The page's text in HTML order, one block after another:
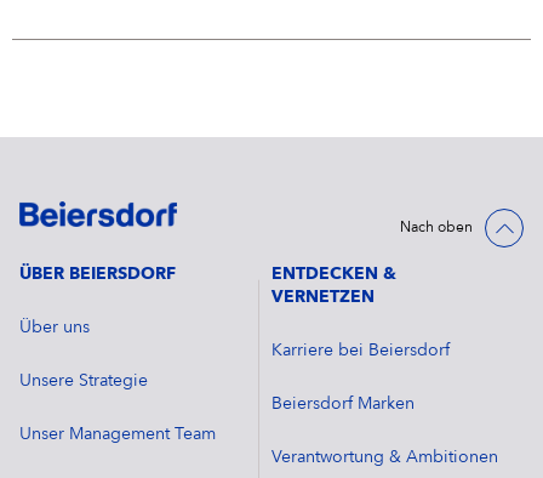
Nach oben
ÜBER BEIERSDORF
Über uns
Unsere Strategie
Unser Management Team
ENTDECKEN &
VERNETZEN
Karriere bei Beiersdorf
Beiersdorf Marken
Verantwortung & Ambitionen